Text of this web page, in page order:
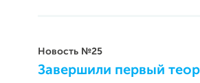
Новость №25
Завершили первый